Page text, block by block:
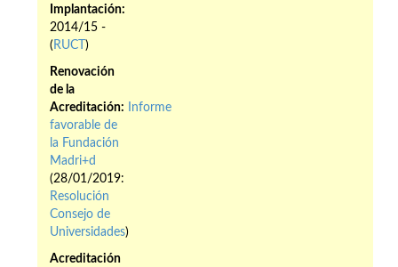
Implantación:
2014/15 -
( RUCT )
Renovación
de la
Acreditación:
Informe
favorable de
la Fundación
Madri+d
(28/01/2019:
Resolución
Consejo de
Universidades)
Acreditación